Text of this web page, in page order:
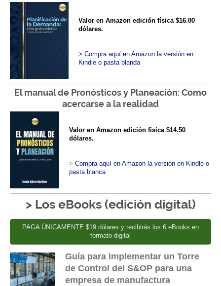
Valor en Amazon edición física $16.00
dólares.
> Compra aquí en Amazon la versión en
Kindle o pasta blanda
El manual de Pronósticos y Planeación: Como
acercarse a la realidad
Valor en Amazon edición física $14.50
dólares.
> Compra aquí en Amazon la versión en Kindle o
pasta blanca
> Los eBooks (edición digital)
PAGA ÚNICAMENTE $19 dólares y recibirás los 6 eBooks en
formato digital
Guía para implementar un Torre
de Control del S&OP para una
empresa de manufactura